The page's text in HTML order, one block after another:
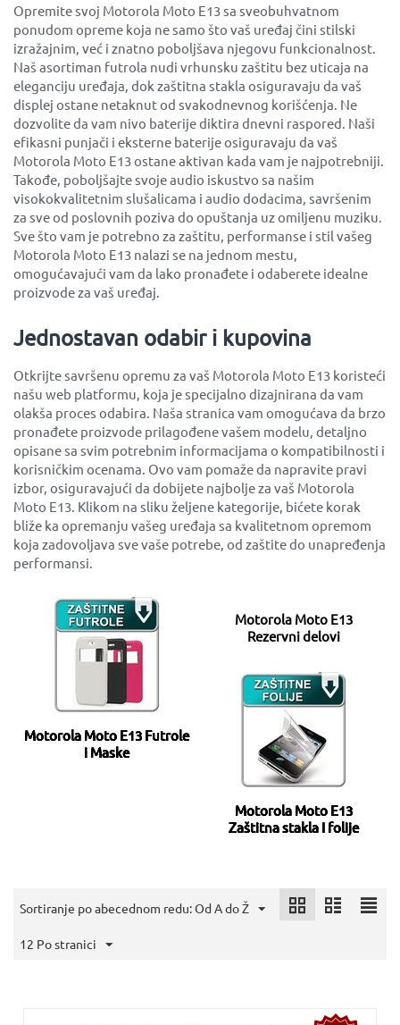
Opremite svoj Motorola Moto E13 sa sveobuhvatnom
ponudom opreme koja ne samo što vaš uređaj čini stilski
izražajnim, već i znatno poboljšava njegovu funkcionalnost.
Naš asortiman futrola nudi vrhunsku zaštitu bez uticaja na
eleganciju uređaja, dok zaštitna stakla osiguravaju da vaš
displej ostane netaknut od svakodnevnog korišćenja. Ne
dozvolite da vam nivo baterije diktira dnevni raspored. Naši
efikasni punjači i eksterne baterije osiguravaju da vaš
Motorola Moto E13 ostane aktivan kada vam je najpotrebniji.
Takođe, poboljšajte svoje audio iskustvo sa našim
visokokvalitetnim slušalicama i audio dodacima, savršenim
za sve od poslovnih poziva do opuštanja uz omiljenu muziku.
Sve što vam je potrebno za zaštitu, performanse i stil vašeg
Motorola Moto E13 nalazi se na jednom mestu,
omogućavajući vam da lako pronađete i odaberete idealne
proizvode za vaš uređaj.
Jednostavan odabir i kupovina
Otkrijte savršenu opremu za vaš Motorola Moto E13 koristeći
našu web platformu, koja je specijalno dizajnirana da vam
olakša proces odabira. Naša stranica vam omogućava da brzo
pronađete proizvode prilagođene vašem modelu, detaljno
opisane sa svim potrebnim informacijama o kompatibilnosti i
korisničkim ocenama. Ovo vam pomaže da napravite pravi
izbor, osiguravajući da dobijete najbolje za vaš Motorola
Moto E13. Klikom na sliku željene kategorije, bićete korak
bliže ka opremanju vašeg uređaja sa kvalitetnom opremom
koja zadovoljava sve vaše potrebe, od zaštite do unapređenja
performansi.
Motorola Moto E13 Futrole
i Maske
Motorola Moto E13
Rezervni delovi
Motorola Moto E13
Zaštitna stakla I folije
Sortiranje po abecednom redu: Od A do Ž
12 Po stranici